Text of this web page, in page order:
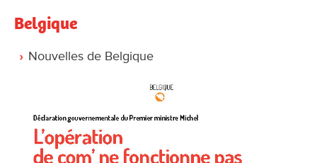
Belgique
Nouvelles de Belgique